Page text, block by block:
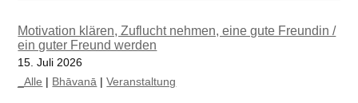
Motivation klären, Zuflucht nehmen, eine gute Freundin /
ein guter Freund werden
15. Juli 2026
_Alle | Bhāvanā |Veranstaltung